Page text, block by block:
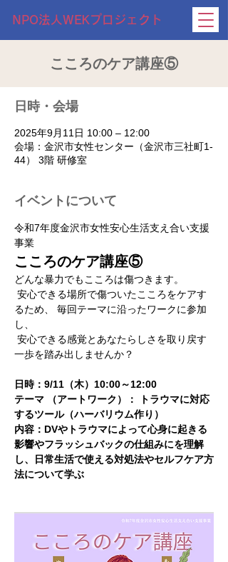
NPO法人WEKプロジェクト
こころのケア講座⑤
日時・会場
2025年9月11日 10:00 – 12:00
会場：金沢市女性センター（金沢市三社町1-
44） 3階 研修室
イベントについて
令和7年度金沢市女性安心生活支え合い支援
事業
こころのケア講座⑤
どんな暴力でもこころは傷つきます。
るため、 毎回テーマに沿ったワークに参加
し、
一歩を踏み出しませんか？
日時：9/11（木）10:00～12:00
テーマ （アートワーク）： トラウマに対応
するツール（ハーバリウム作り）
内容：DVやトラウマによって心身に起きる
影響やフラッシュバックの仕組みにを理解
し、日常生活で使える対処法やセルフケア方
法について学ぶ